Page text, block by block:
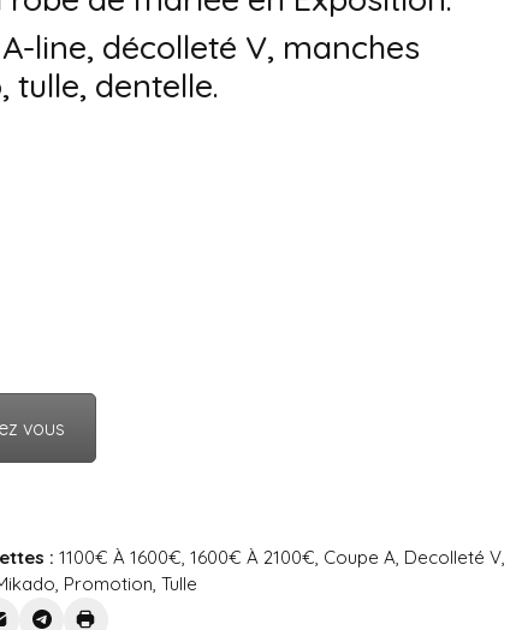
line, décolleté V, manches
tulle, dentelle.
vous
: 1100€ À 1600€ 1600€ À 2100€ Coupe A Decolleté V
Promotion Tulle